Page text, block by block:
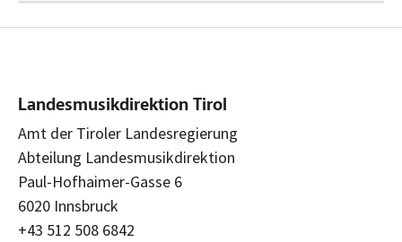
Landesmusikdirektion Tirol
Amt der Tiroler Landesregierung
Abteilung Landesmusikdirektion
Paul-Hofhaimer-Gasse 6
6020 Innsbruck
+43 512 508 6842